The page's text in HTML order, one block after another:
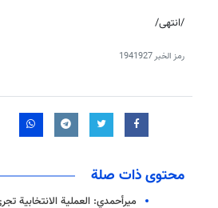
/انتهى/
رمز الخبر1941927
محتوى ذات صلة
ميرأحمدي: العملية الانتخابية